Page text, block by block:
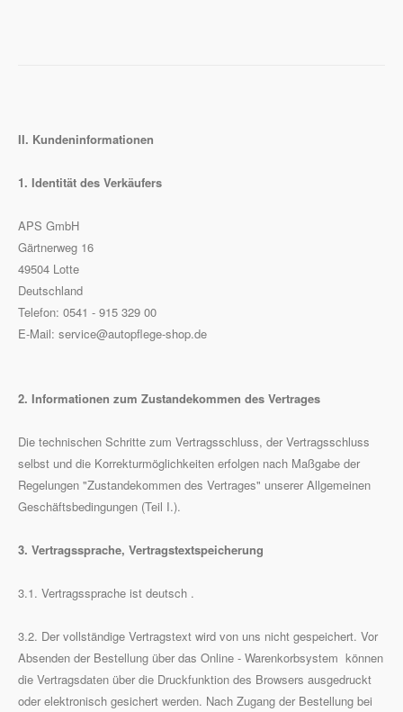
II. Kundeninformationen
1. Identität des Verkäufers
APS GmbH
Gärtnerweg 16
49504 Lotte
Deutschland
Telefon: 0541 - 915 329 00
E-Mail: service@autopflege-shop.de
2. Informationen zum Zustandekommen des Vertrages
Die technischen Schritte zum Vertragsschluss, der Vertragsschluss
selbst und die Korrekturmöglichkeiten erfolgen nach Maßgabe der
Regelungen "Zustandekommen des Vertrages" unserer Allgemeinen
Geschäftsbedingungen (Teil I.).
3. Vertragssprache, Vertragstextspeicherung
3.1. Vertragssprache ist deutsch .
3.2. Der vollständige Vertragstext wird von uns nicht gespeichert. Vor
Absenden der Bestellung über das Online - Warenkorbsystem können
die Vertragsdaten über die Druckfunktion des Browsers ausgedruckt
oder elektronisch gesichert werden. Nach Zugang der Bestellung bei